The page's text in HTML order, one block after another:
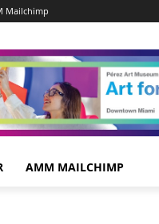
Mailchimp
AMM MAILCHIMP